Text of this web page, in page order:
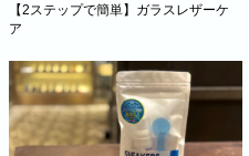
【2ステップで簡単】ガラスレザーケ
ア